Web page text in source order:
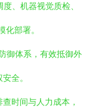
、机器视觉质检、
部署。
御体系，有效抵御外
全。
时间与人力成本，